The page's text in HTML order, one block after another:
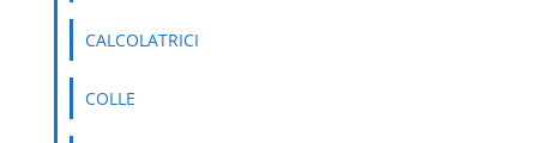
CALCOLATRICI
COLLE